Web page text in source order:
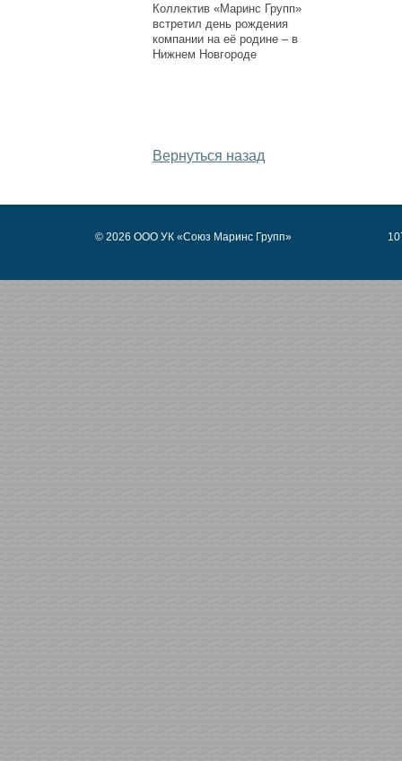
Коллектив «Маринс Групп»
встретил день рождения
компании на её родине ‒ в
Нижнем Новгороде
Вернуться назад
© 2026 ООО УК «Союз Маринс Групп»